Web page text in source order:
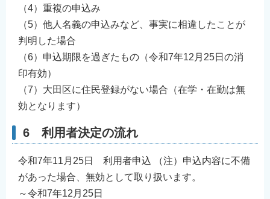
（4）重複の申込み
（5）他人名義の申込みなど、事実に相違したことが
判明した場合
（6）申込期限を過ぎたもの（令和7年12月25日の消
印有効）
（7）大田区に住民登録がない場合（在学・在勤は無
効となります）
6 利用者決定の流れ
令和7年11月25日 利用者申込 （注）申込内容に不備
があった場合、無効として取り扱います。
～令和7年12月25日